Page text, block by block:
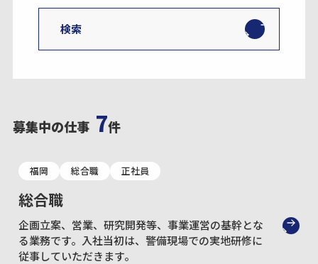
検索
募集中の仕事 7件
福岡 総合職 正社員
総合職
企画立案、営業、研究開発等、事業運営の基幹とな
る業務です。入社当初は、警備現場での実地研修に
従事していただきます。